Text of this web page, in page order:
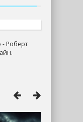
- Роберт